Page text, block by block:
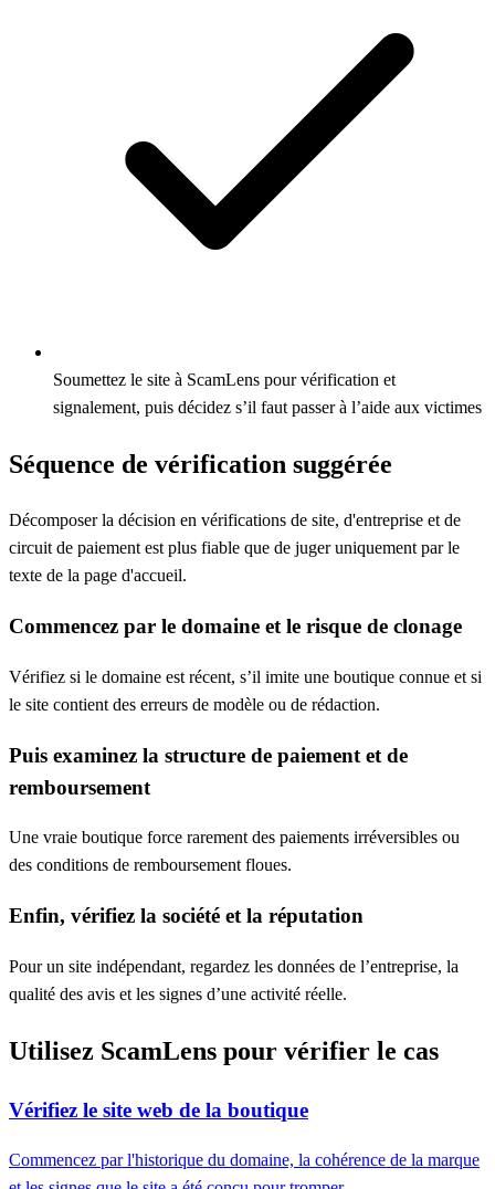
Soumettez le site à ScamLens pour vérification et
signalement, puis décidez s’il faut passer à l’aide aux victimes
Séquence de vérification suggérée
Décomposer la décision en vérifications de site, d'entreprise et de
circuit de paiement est plus fiable que de juger uniquement par le
texte de la page d'accueil.
Commencez par le domaine et le risque de clonage
Vérifiez si le domaine est récent, s’il imite une boutique connue et si
le site contient des erreurs de modèle ou de rédaction.
Puis examinez la structure de paiement et de
remboursement
Une vraie boutique force rarement des paiements irréversibles ou
des conditions de remboursement floues.
Enfin, vérifiez la société et la réputation
Pour un site indépendant, regardez les données de l’entreprise, la
qualité des avis et les signes d’une activité réelle.
Utilisez ScamLens pour vérifier le cas
Vérifiez le site web de la boutique
Commencez par l'historique du domaine, la cohérence de la marque